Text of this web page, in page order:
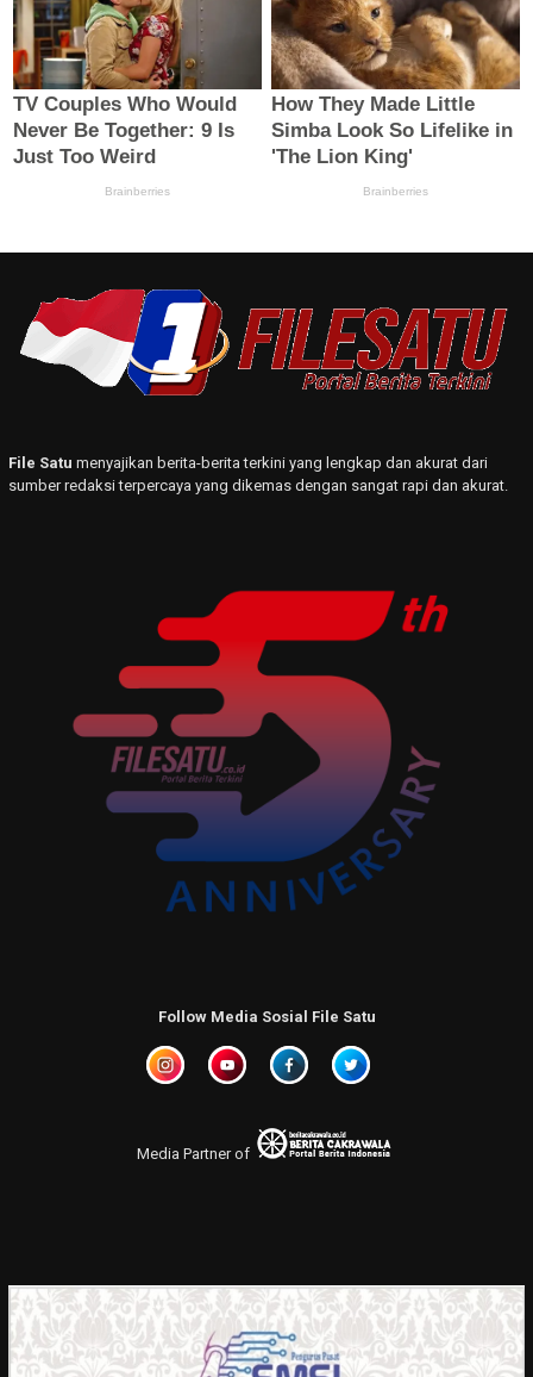
File Satu menyajikan berita-berita terkini yang lengkap dan akurat dari
sumber redaksi terpercaya yang dikemas dengan sangat rapi dan akurat.
Follow Media Sosial File Satu
Media Partner of